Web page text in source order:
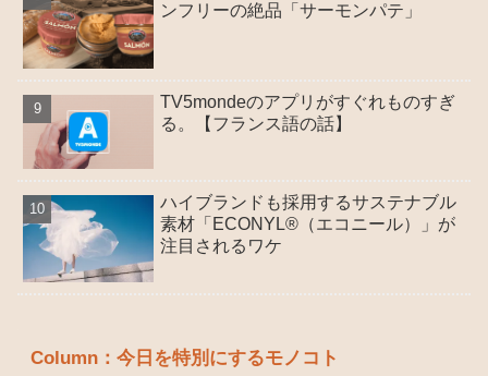
ンフリーの絶品「サーモンパテ」
TV5mondeのアプリがすぐれものすぎ
る。【フランス語の話】
ハイブランドも採用するサステナブル
素材「ECONYL®（エコニール）」が
注目されるワケ
Column：今日を特別にするモノコト